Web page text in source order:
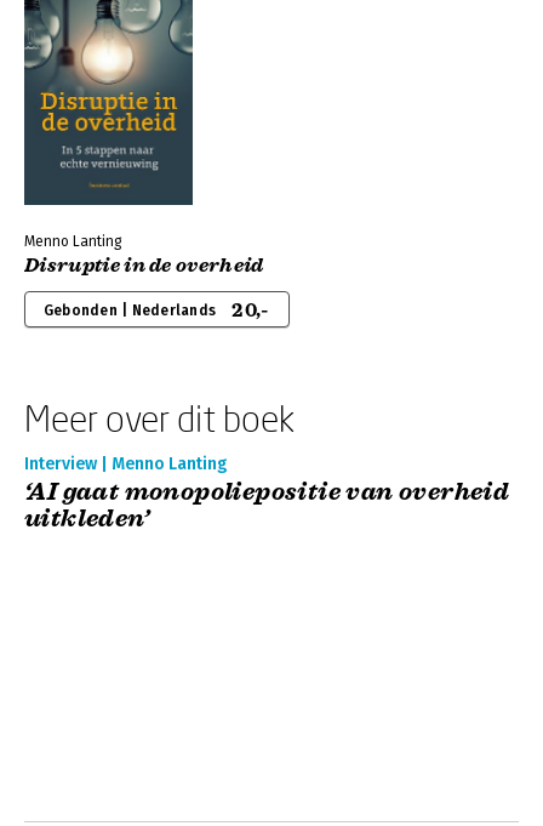
Menno Lanting
Disruptie in de overheid
Gebonden | Nederlands 20,-
Meer over dit boek
Interview | Menno Lanting
‘AI gaat monopoliepositie van overheid
uitkleden’